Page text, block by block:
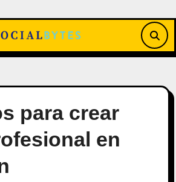
para crear
en